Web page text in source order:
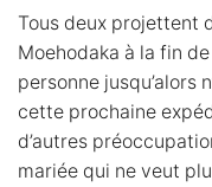
Tous deux projettent
Moehodaka à la fin
personne jusqu’alors
cette prochaine
d’autres
mariée qui ne veut